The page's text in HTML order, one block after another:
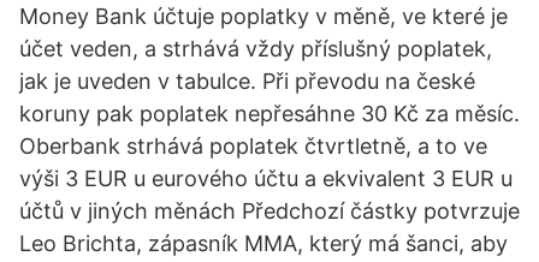
Money Bank účtuje poplatky v měně, ve které je
účet veden, a strhává vždy příslušný poplatek,
jak je uveden v tabulce. Při převodu na české
koruny pak poplatek nepřesáhne 30 Kč za měsíc.
Oberbank strhává poplatek čtvrtletně, a to ve
výši 3 EUR u eurového účtu a ekvivalent 3 EUR u
účtů v jiných měnách Předchozí částky potvrzuje
Leo Brichta, zápasník MMA, který má šanci, aby